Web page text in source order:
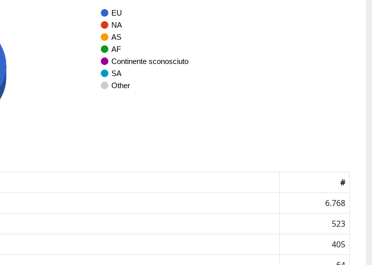
EU
NA
AS
AF
Continente sconosciuto
SA
Other
#
6.768
523
405